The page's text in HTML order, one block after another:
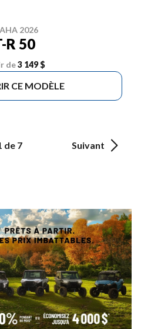
2026
R 50
de3 149 $
CE MODÈLE
de 7 Suivant